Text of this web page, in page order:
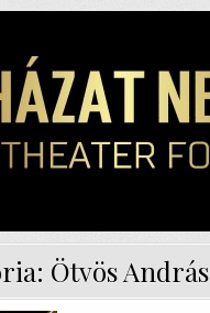
Ötvös András